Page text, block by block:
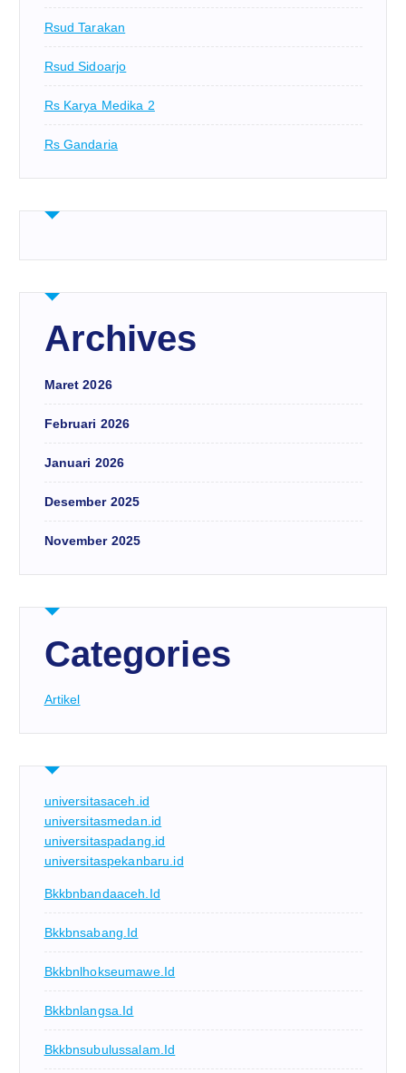
Rsud Tarakan
Rsud Sidoarjo
Rs Karya Medika 2
Rs Gandaria
Archives
Maret 2026
Februari 2026
Januari 2026
Desember 2025
November 2025
Categories
Artikel
universitasaceh.id
universitasmedan.id
universitaspadang.id
universitaspekanbaru.id
Bkkbnbandaaceh.id
Bkkbnsabang.id
Bkkbnlhokseumawe.id
Bkkbnlangsa.id
Bkkbnsubulussalam.id